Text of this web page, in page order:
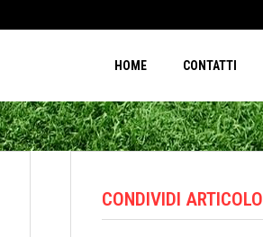
HOME CONTATTI
CONDIVIDI ARTICOLO